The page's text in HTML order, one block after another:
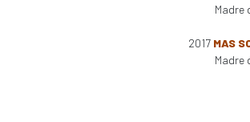
Madre
2017 MAS
Madre